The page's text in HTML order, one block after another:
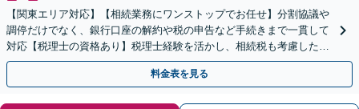
【関東エリア対応】【相続業務にワンストップでお任せ】分割協議や
調停だけでなく、銀行口座の解約や税の申告など手続きまで一貫して
対応【税理士の資格あり】税理士経験を活かし、相続税も考慮した相
続手続きもお任せください【初回相談無料】生前贈与も対応
料金表を見る